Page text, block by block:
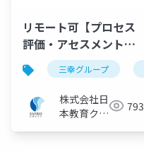
リモート可【プロセス
評価・アセスメント】
医療機器の国際規格適
合評価プロジェクト／
三幸グループ【株式会
社日本教育クリエイ
ト】
三幸グループ
株式会社日
本教育クリ
793